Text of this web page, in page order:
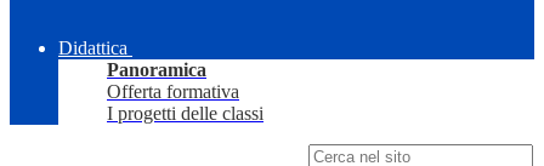
Didattica
Panoramica
Offerta formativa
I progetti delle classi